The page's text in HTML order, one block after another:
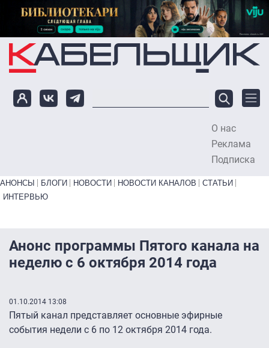
Перейти к основному содержанию
О нас
Реклама
Подписка
Primary links bottom
АНОНСЫ БЛОГИ НОВОСТИ НОВОСТИ КАНАЛОВ
СТАТЬИ
ИНТЕРВЬЮ
Анонс программы Пятого канала на
неделю с 6 октября 2014 года
01.10.2014 13:08
Пятый канал представляет основные эфирные
события недели с 6 по 12 октября 2014 года.